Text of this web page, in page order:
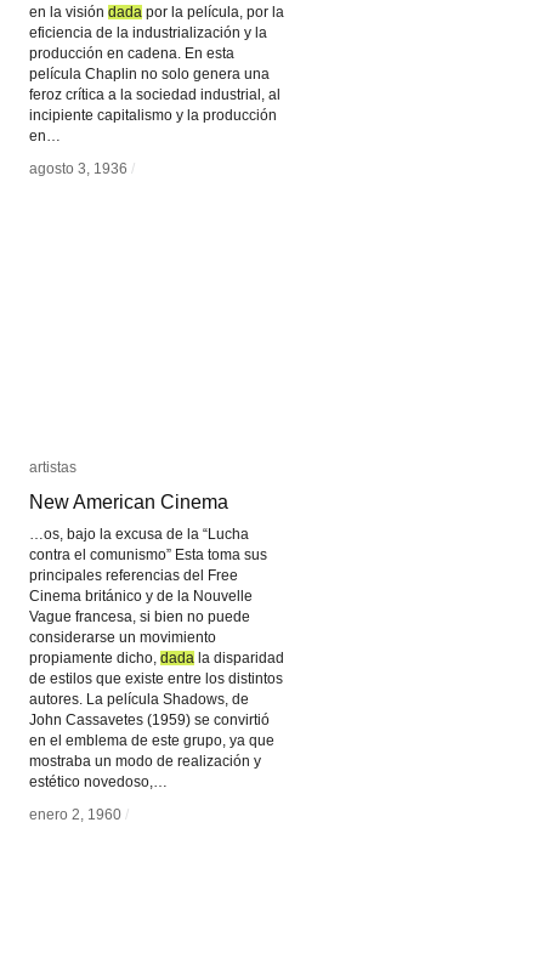
en la visión dada por la película, por la
eficiencia de la industrialización y la
producción en cadena. En esta
película Chaplin no solo genera una
feroz crítica a la sociedad industrial, al
incipiente capitalismo y la producción
en…
agosto 3, 1936 /
dada
agosto 3, 1936 /
artistas
New American Cinema
…os, bajo la excusa de la “Lucha
contra el comunismo” Esta toma sus
principales referencias del Free
Cinema británico y de la Nouvelle
Vague francesa, si bien no puede
considerarse un movimiento
propiamente dicho, dada la disparidad
de estilos que existe entre los distintos
autores. La película Shadows, de
John Cassavetes (1959) se convirtió
en el emblema de este grupo, ya que
mostraba un modo de realización y
estético novedoso,…
enero 2, 1960 /
artistas
New American Cinema
dada
enero 2, 1960 /